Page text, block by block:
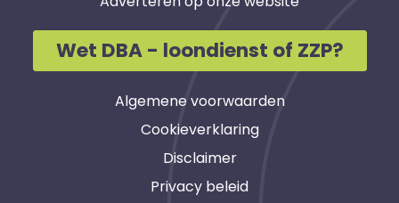
Wet DBA - loondienst of ZZP?
Algemene voorwaarden
Cookieverklaring
Disclaimer
Privacy beleid